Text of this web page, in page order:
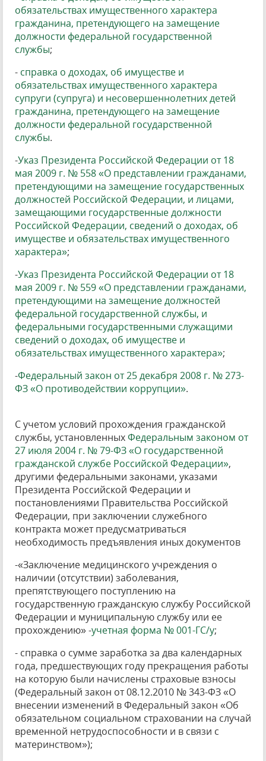
обязательствах имущественного характера
гражданина, претендующего на замещение
должности федеральной государственной
службы;
- справка о доходах, об имуществе и
обязательствах имущественного характера
супруги (супруга) и несовершеннолетних детей
гражданина, претендующего на замещение
должности федеральной государственной
службы.
-Указ Президента Российской Федерации от 18
мая 2009 г. № 558 «О представлении гражданами,
претендующими на замещение государственных
должностей Российской Федерации, и лицами,
замещающими государственные должности
Российской Федерации, сведений о доходах, об
имуществе и обязательствах имущественного
характера»;
-Указ Президента Российской Федерации от 18
мая 2009 г. № 559 «О представлении гражданами,
претендующими на замещение должностей
федеральной государственной службы, и
федеральными государственными служащими
сведений о доходах, об имуществе и
обязательствах имущественного характера»;
-Федеральный закон от 25 декабря 2008 г. № 273-
ФЗ «О противодействии коррупции».
С учетом условий прохождения гражданской
службы, установленныхФедеральным законом от
27 июля 2004 г. № 79-ФЗ «О государственной
гражданской службе Российской Федерации»,
другими федеральными законами, указами
Президента Российской Федерации и
постановлениями Правительства Российской
Федерации, при заключении служебного
контракта может предусматриваться
необходимость предъявления иных документов
-«Заключение медицинского учреждения о
наличии (отсутствии) заболевания,
препятствующего поступлению на
государственную гражданскую службу Российской
Федерации и муниципальную службу или ее
прохождению» -учетная форма № 001-ГС/у;
- справка о сумме заработка за два календарных
года, предшествующих году прекращения работы
на которую были начислены страховые взносы
(Федеральный закон от 08.12.2010 № 343-ФЗ «О
внесении изменений в Федеральный закон «Об
обязательном социальном страховании на случай
временной нетрудоспособности и в связи с
материнством»);